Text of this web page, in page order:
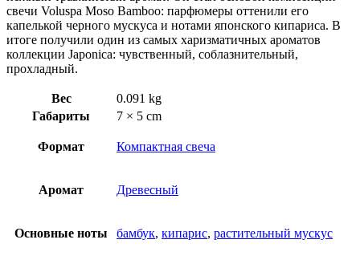
свечи Voluspa Moso Bamboo: парфюмеры оттенили его
капелькой черного мускуса и нотами японского кипариса. В
итоге получили один из самых харизматичных ароматов
коллекции Japonica: чувственный, соблазнительный,
прохладный.
Вес
0.091 kg
Габариты
7 × 5 cm
Формат Компактная свеча
Аромат Древесный
Основные ноты бамбук, кипарис, растительный мускус